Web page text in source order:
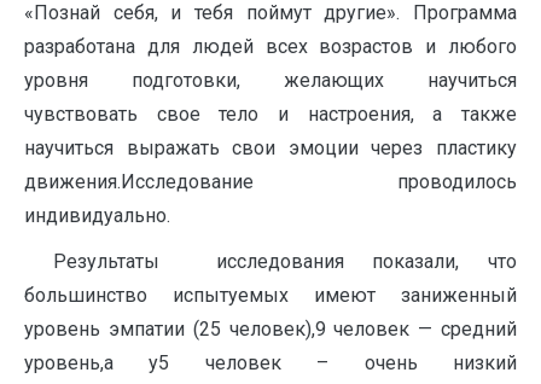
«Познай себя, и тебя поймут другие». Программа
разработана для людей всех возрастов и любого
уровня подготовки, желающих научиться
чувствовать свое тело и настроения, а также
научиться выражать свои эмоции через пластику
движения.Исследование проводилось
индивидуально.
Результаты исследования показали, что
большинство испытуемых имеют заниженный
уровень эмпатии (25 человек),9 человек — средний
уровень,а у5 человек – очень низкий